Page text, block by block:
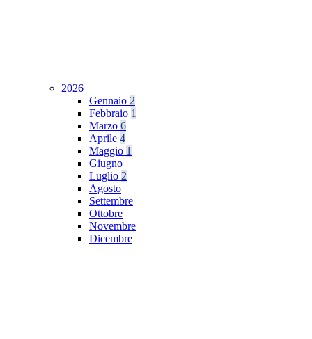
2026
Gennaio 2
Febbraio 1
Marzo 6
Aprile 4
Maggio 1
Giugno
Luglio 2
Agosto
Settembre
Ottobre
Novembre
Dicembre